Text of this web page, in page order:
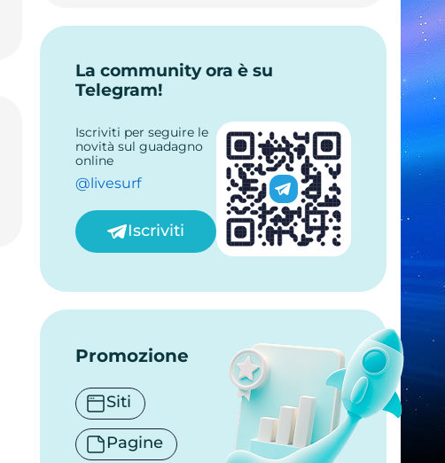
La community ora è su
Telegram!
Iscriviti per seguire le
novità sul guadagno
online
@livesurf
Iscriviti
Promozione
Siti
Pagine